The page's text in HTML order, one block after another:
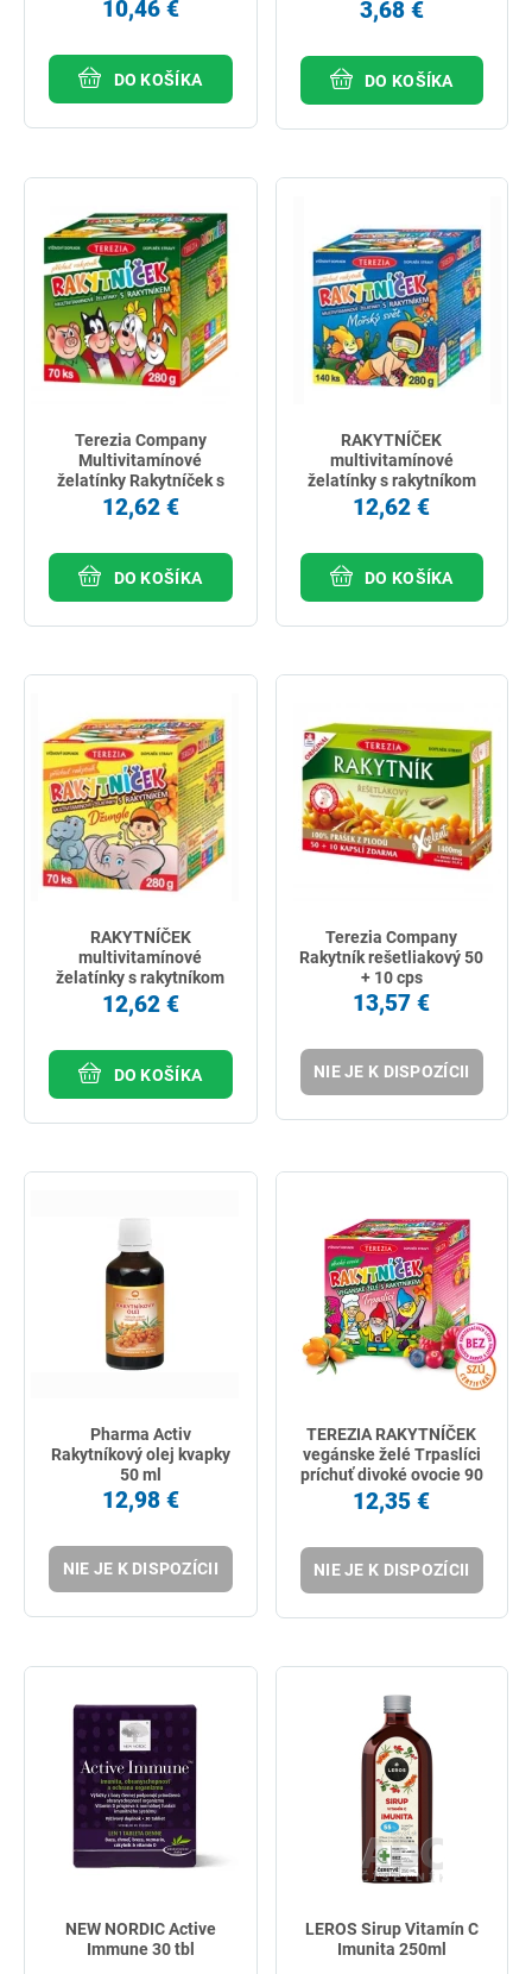
10,46 €
DO KOŠÍKA
3,68 €
DO KOŠÍKA
Terezia Company
Multivitamínové
želatínky Rakytníček s
rakytníkom 70 ks
12,62 €
DO KOŠÍKA
RAKYTNÍČEK
multivitamínové
želatínky s rakytníkom
Morský svet 140 ks
12,62 €
DO KOŠÍKA
RAKYTNÍČEK
multivitamínové
želatínky s rakytníkom
Džungľa 70 ks
12,62 €
DO KOŠÍKA
Terezia Company
Rakytník rešetliakový 50
+ 10 cps
13,57 €
NIE JE K DISPOZÍCII
Pharma Activ
Rakytníkový olej kvapky
50 ml
12,98 €
NIE JE K DISPOZÍCII
TEREZIA RAKYTNÍČEK
vegánske želé Trpaslíci
príchuť divoké ovocie 90
ks
12,35 €
NIE JE K DISPOZÍCII
NEW NORDIC Active
Immune 30 tbl
LEROS Sirup Vitamín C
Imunita 250ml